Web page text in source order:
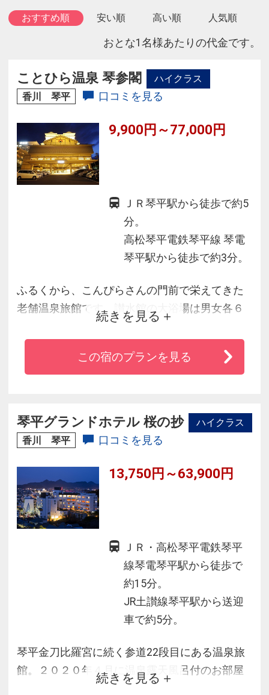
おすすめ順 安い順 高い順 人気順
おとな1名様あたりの代金です。
ことひら温泉 琴参閣
ハイクラス
香川 琴平
口コミを見る
9,900円～77,000円
ＪＲ琴平駅から徒歩で約5
分。
高松琴平電鉄琴平線 琴電
琴平駅から徒歩で約3分。
ふるくから、こんぴらさんの門前で栄えてきた
老舗温泉旅館です。讃水館の大浴場は男女各６
種の浴槽があり岩風呂などがお楽しみいただけ
ます。飛天館には飛天館ご宿泊のお客様専用の
露天風呂がお楽しみ頂けます。お食事は瀬戸内
※日帰り入浴はございません。
続きを見る
この宿のプランを見る
琴平グランドホテル 桜の抄
ハイクラス
香川 琴平
口コミを見る
13,750円～63,900円
ＪＲ・高松琴平電鉄琴平
線琴電琴平駅から徒歩で
約15分。
JR土讃線琴平駅から送迎
車で約5分。
琴平金刀比羅宮に続く参道22段目にある温泉旅
館。２０２０年４月に温泉露天風呂付のお部屋
２３室＜別邸初音＞が誕生しました。女性専用
続きを見る